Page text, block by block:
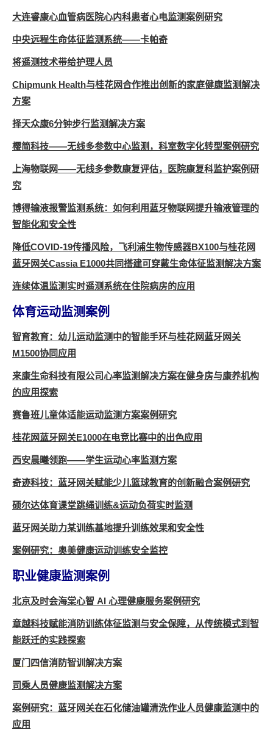
大连睿康心血管病医院心内科患者心电监测案例研究
中央远程生命体征监测系统——卡帕奇
将遥测技术带给护理人员
Chipmunk Health与桂花网合作推出创新的家庭健康监测解决
方案
择天众康6分钟步行监测解决方案
樱简科技——无线多参数中心监测，科室数字化转型案例研究
上海物联网——无线多参数康复评估，医院康复科监护案例研
究
博得输液报警监测系统：如何利用蓝牙物联网提升输液管理的
智能化和安全性
降低COVID-19传播风险，飞利浦生物传感器BX100与桂花网
蓝牙网关Cassia E1000共同搭建可穿戴生命体征监测解决方案
连续体温监测实时遥测系统在住院病房的应用
体育运动监测案例
智育教育：幼儿运动监测中的智能手环与桂花网蓝牙网关
M1500协同应用
来康生命科技有限公司心率监测解决方案在健身房与康养机构
的应用探索
赛鲁班儿童体适能运动监测方案案例研究
桂花网蓝牙网关E1000在电竞比赛中的出色应用
西安晨曦领跑——学生运动心率监测方案
奇迹科技：蓝牙网关赋能少儿篮球教育的创新融合案例研究
硕尔达体育课堂跳绳训练&运动负荷实时监测
蓝牙网关助力某训练基地提升训练效果和安全性
案例研究：奥美健康运动训练安全监控
职业健康监测案例
北京及时会海棠心智 AI 心理健康服务案例研究
章越科技赋能消防训练体征监测与安全保障，从传统模式到智
能跃迁的实践探索
厦门四信消防智训解决方案
司乘人员健康监测解决方案
案例研究：蓝牙网关在石化储油罐清洗作业人员健康监测中的
应用